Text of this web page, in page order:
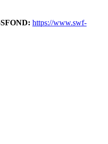
https://www.swf-